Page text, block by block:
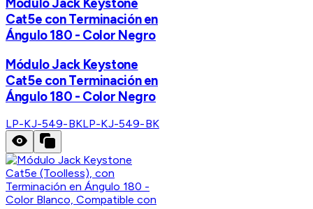
Cat5e con Terminación en
Ángulo 180 - Color Negro
Módulo Jack Keystone
Cat5e con Terminación en
Ángulo 180 - Color Negro
LP-KJ-549-BKLP-KJ-549-BK